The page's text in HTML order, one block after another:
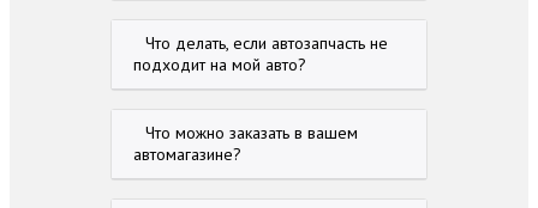
Что делать, если автозапчасть не
подходит на мой авто?
Что можно заказать в вашем
автомагазине?